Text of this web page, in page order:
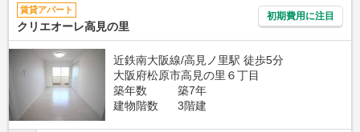
賃貸アパート
クリエオーレ高見の里
初期費用に注目
近鉄南大阪線/高見ノ里駅 徒歩5分
大阪府松原市高見の里６丁目
築年数
築7年
建物階数
3階建